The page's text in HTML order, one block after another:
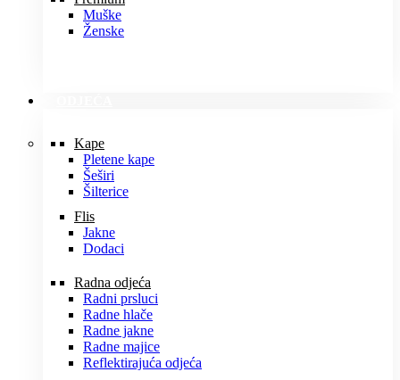
Muške
Ženske
Kape
Pletene kape
Šeširi
Šilterice
Flis
Jakne
Dodaci
Radna odjeća
Radni prsluci
Radne hlače
Radne jakne
Radne majice
Reflektirajuća odjeća